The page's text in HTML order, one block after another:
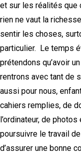
et sur les réalités que
rien ne vaut la
sentir les choses,
particulier. Le temps
prétendons qu’avoir
rentrons avec tant de
aussi pour nous,
cahiers remplies, de
l’ordinateur, de
poursuivre le travail
d’assurer une bonne